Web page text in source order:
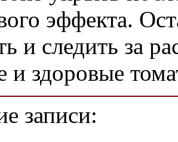
эффекта.
и следить за
и здоровые
записи: